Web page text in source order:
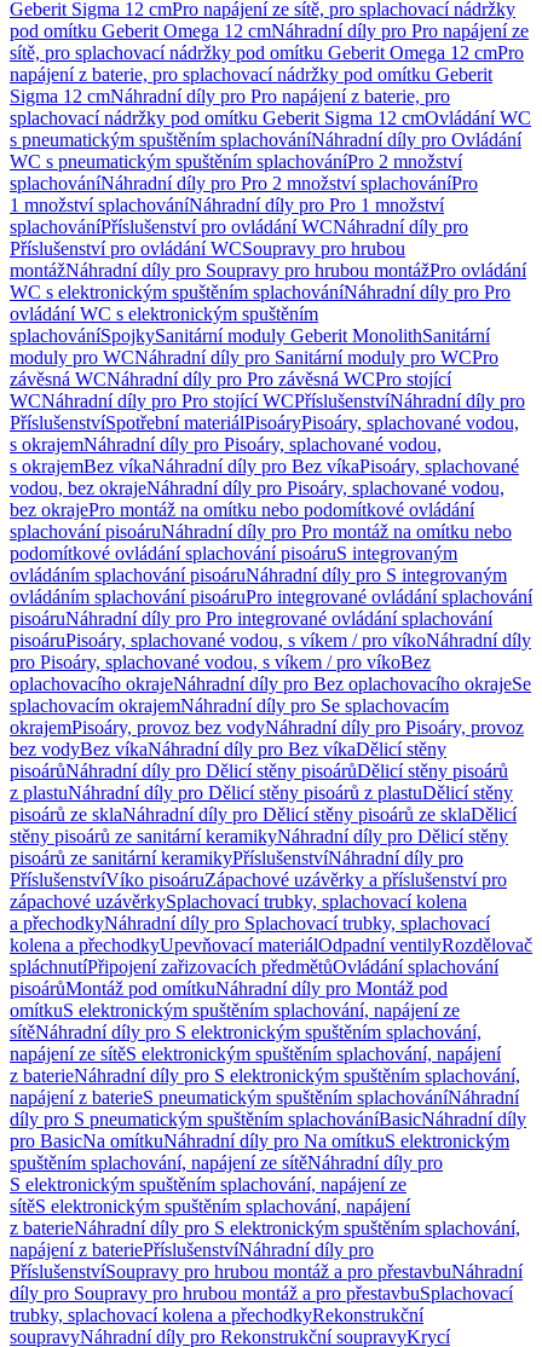
Geberit Sigma 12 cmPro napájení ze sítě, pro splachovací nádržky
pod omítku Geberit Omega 12 cmNáhradní díly pro Pro napájení ze
sítě, pro splachovací nádržky pod omítku Geberit Omega 12 cmPro
napájení z baterie, pro splachovací nádržky pod omítku Geberit
Sigma 12 cmNáhradní díly pro Pro napájení z baterie, pro
splachovací nádržky pod omítku Geberit Sigma 12 cmOvládání WC
s pneumatickým spuštěním splachováníNáhradní díly pro Ovládání
WC s pneumatickým spuštěním splachováníPro 2 množství
splachováníNáhradní díly pro Pro 2 množství splachováníPro
1 množství splachováníNáhradní díly pro Pro 1 množství
splachováníPříslušenství pro ovládání WCNáhradní díly pro
Příslušenství pro ovládání WCSoupravy pro hrubou
montážNáhradní díly pro Soupravy pro hrubou montážPro ovládání
WC s elektronickým spuštěním splachováníNáhradní díly pro Pro
ovládání WC s elektronickým spuštěním
splachováníSpojkySanitární moduly Geberit MonolithSanitární
moduly pro WCNáhradní díly pro Sanitární moduly pro WCPro
závěsná WCNáhradní díly pro Pro závěsná WCPro stojící
WCNáhradní díly pro Pro stojící WCPříslušenstvíNáhradní díly pro
PříslušenstvíSpotřební materiálPisoáryPisoáry, splachované vodou,
s okrajemNáhradní díly pro Pisoáry, splachované vodou,
s okrajemBez víkaNáhradní díly pro Bez víkaPisoáry, splachované
vodou, bez okrajeNáhradní díly pro Pisoáry, splachované vodou,
bez okrajePro montáž na omítku nebo podomítkové ovládání
splachování pisoáruNáhradní díly pro Pro montáž na omítku nebo
podomítkové ovládání splachování pisoáruS integrovaným
ovládáním splachování pisoáruNáhradní díly pro S integrovaným
ovládáním splachování pisoáruPro integrované ovládání splachování
pisoáruNáhradní díly pro Pro integrované ovládání splachování
pisoáruPisoáry, splachované vodou, s víkem / pro víkoNáhradní díly
pro Pisoáry, splachované vodou, s víkem / pro víkoBez
oplachovacího okrajeNáhradní díly pro Bez oplachovacího okrajeSe
splachovacím okrajemNáhradní díly pro Se splachovacím
okrajemPisoáry, provoz bez vodyNáhradní díly pro Pisoáry, provoz
bez vodyBez víkaNáhradní díly pro Bez víkaDělicí stěny
pisoárůNáhradní díly pro Dělicí stěny pisoárůDělicí stěny pisoárů
z plastuNáhradní díly pro Dělicí stěny pisoárů z plastuDělicí stěny
pisoárů ze sklaNáhradní díly pro Dělicí stěny pisoárů ze sklaDělicí
stěny pisoárů ze sanitární keramikyNáhradní díly pro Dělicí stěny
pisoárů ze sanitární keramikyPříslušenstvíNáhradní díly pro
PříslušenstvíVíko pisoáruZápachové uzávěrky a příslušenství pro
zápachové uzávěrkySplachovací trubky, splachovací kolena
a přechodkyNáhradní díly pro Splachovací trubky, splachovací
kolena a přechodkyUpevňovací materiálOdpadní ventilyRozdělovač
spláchnutíPřipojení zařizovacích předmětůOvládání splachování
pisoárůMontáž pod omítkuNáhradní díly pro Montáž pod
omítkuS elektronickým spuštěním splachování, napájení ze
sítěNáhradní díly pro S elektronickým spuštěním splachování,
napájení ze sítěS elektronickým spuštěním splachování, napájení
z baterieNáhradní díly pro S elektronickým spuštěním splachování,
napájení z baterieS pneumatickým spuštěním splachováníNáhradní
díly pro S pneumatickým spuštěním splachováníBasicNáhradní díly
pro BasicNa omítkuNáhradní díly pro Na omítkuS elektronickým
spuštěním splachování, napájení ze sítěNáhradní díly pro
S elektronickým spuštěním splachování, napájení ze
sítěS elektronickým spuštěním splachování, napájení
z baterieNáhradní díly pro S elektronickým spuštěním splachování,
napájení z bateriePříslušenstvíNáhradní díly pro
PříslušenstvíSoupravy pro hrubou montáž a pro přestavbuNáhradní
díly pro Soupravy pro hrubou montáž a pro přestavbuSplachovací
trubky, splachovací kolena a přechodkyRekonstrukční
soupravyNáhradní díly pro Rekonstrukční soupravyKrycí